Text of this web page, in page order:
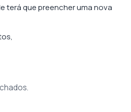
terá que preencher uma nova